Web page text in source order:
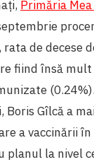
Primăria
de decese
fiind însă
Gîlcă a
a vaccinării
planul la nivel